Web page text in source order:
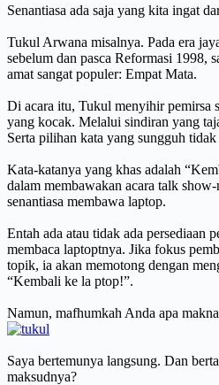
Senantiasa ada saja yang kita ingat
Tukul Arwana misalnya. Pada era
sebelum dan pasca Reformasi 1998,
amat sangat populer: Empat Mata.
Di acara itu, Tukul menyihir pemirsa
yang kocak. Melalui sindiran yang
Serta pilihan kata yang sungguh tidak
Kata-katanya yang khas adalah
dalam membawakan acara talk
senantiasa membawa laptop.
Entah ada atau tidak ada persediaan
membaca laptoptnya. Jika fokus
topik, ia akan memotong dengan
“Kembali ke la ptop!”.
Namun, mafhumkah Anda apa
Saya bertemunya langsung. Dan
maksudnya?